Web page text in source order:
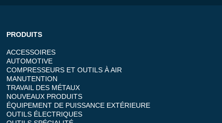
PRODUITS
ACCESSOIRES
AUTOMOTIVE
COMPRESSEURS ET OUTILS À AIR
MANUTENTION
TRAVAIL DES MÉTAUX
NOUVEAUX PRODUITS
ÉQUIPEMENT DE PUISSANCE EXTÉRIEURE
OUTILS ÉLECTRIQUES